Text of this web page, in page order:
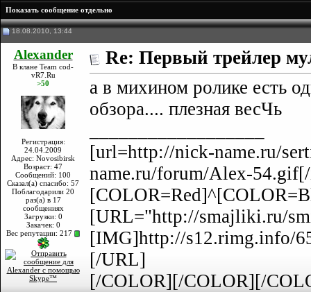
Показать сообщение отдельно
18.08.2010, 13:44
Alexander
В клане Team cod-
vR7.Ru
>50
Регистрация:
24.04.2009
Адрес: Novosibirsk
Возраст: 47
Сообщений: 100
Сказал(а) спасибо: 57
Поблагодарили 20
раз(а) в 17
сообщениях
Загрузки: 0
Закачек: 0
Вес репутации: 217
Re: Первый трейлер
а в михином ролике есть
обзора.... плезная весЧь
[url=http://nick-name.ru/
name.ru/forum/Alex-
[URL="http://smajliki.ru/
[IMG]http://s12.rimg.info/
[/URL]
[/COLOR][/COLOR][/